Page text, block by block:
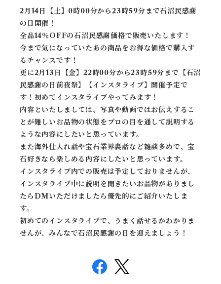
2月14日【土】0時00分から23時59分まで石沼民感謝
の日開催！
全品14％OFFの石沼民感謝価格で販売いたします！
今まで気になっていたあの商品をお得な価格で購入す
るチャンスです！
更に2月13日【金】22時00分から23時59分まで【石沼
民感謝の日前夜祭】【インスタライブ】開催予定で
す！初めてインスタライブやってみます！
内容といたしましては、写真や動画ではお伝えするこ
とが難しいお品物の状態をプロの目を通して説明する
ような内容にしたいと思っています。
また海外仕入れ話や宝石業界裏話など雑談多めで、宝
石好きなら楽しめる内容にしたいと思っています。
インスタライブ内での販売は予定しておりませんが、
インスタライブ中に説明を聞きたいお品物がありまし
たらDMいただけましたら優先的にご紹介いたしま
す。
初めてのインスタライブで、うまく話せるかわかりま
せんが、みんなで石沼民感謝の日を迎えましょう！